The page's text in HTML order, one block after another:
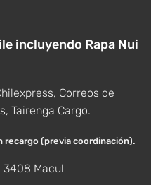
incluyendo Rapa Nui
Correos de
Tairenga Cargo.
recargo (previa coordinación).
3408 Macul